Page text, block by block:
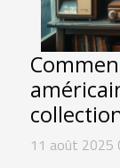
11 août 2025